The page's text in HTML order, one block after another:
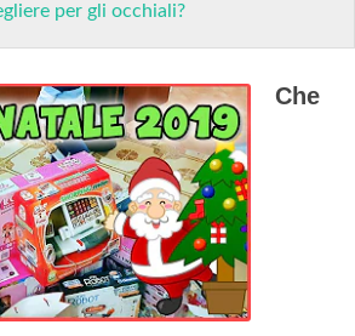
per gli occhiali?
Che